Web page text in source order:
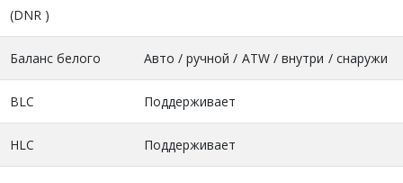
(DNR )
Баланс белого Авто / ручной / ATW / внутри / снаружи
BLC Поддерживает
HLC Поддерживает